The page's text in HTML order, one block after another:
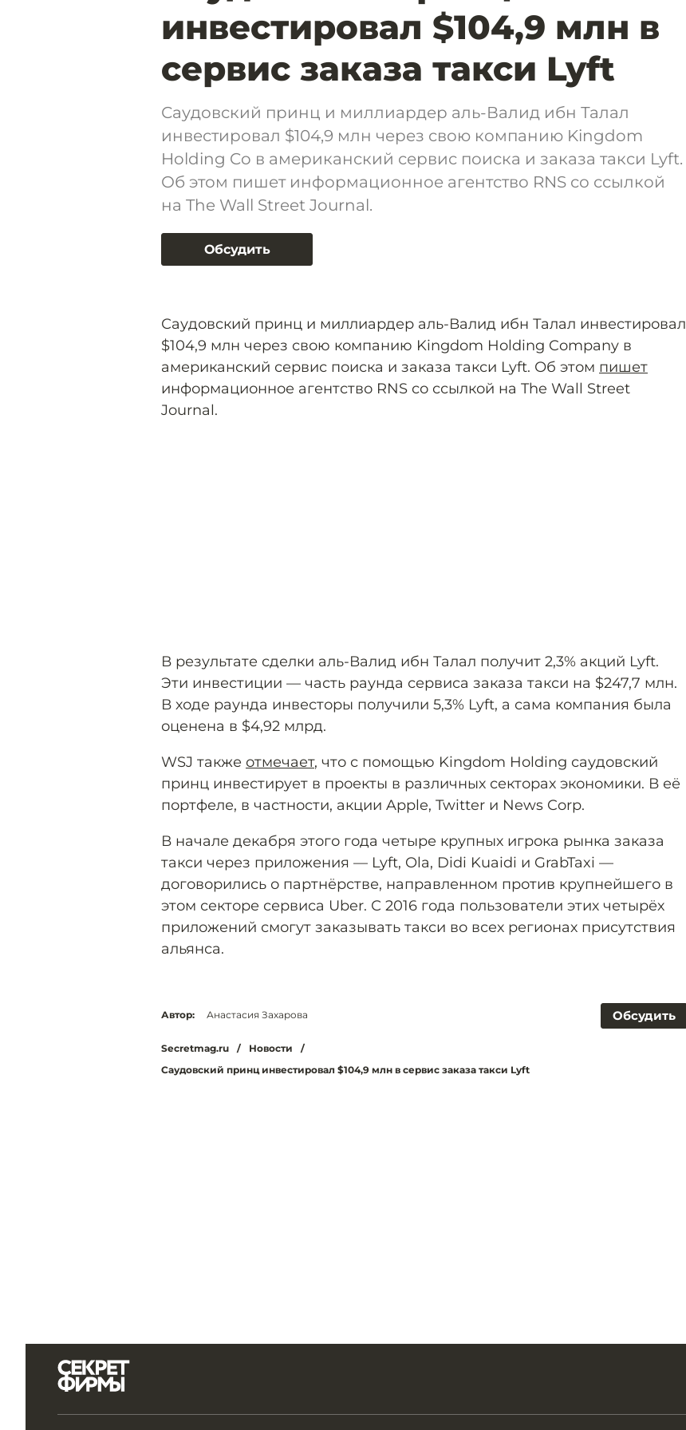
инвестировал $104,9 млн в
сервис заказа такси Lyft
Саудовский принц и миллиардер аль-Валид ибн Талал
инвестировал $104,9 млн через свою компанию Kingdom
Holding Co в американский сервис поиска и заказа такси Lyft.
Об этом пишет информационное агентство RNS со ссылкой
на The Wall Street Journal.
Обсудить
Саудовский принц и миллиардер аль-Валид ибн Талал инвестировал
$104,9 млн через свою компанию Kingdom Holding Company в
американский сервис поиска и заказа такси Lyft. Об этом пишет
информационное агентство RNS со ссылкой на The Wall Street
Journal.
В результате сделки аль-Валид ибн Талал получит 2,3% акций Lyft.
Эти инвестиции — часть раунда сервиса заказа такси на $247,7 млн.
В ходе раунда инвесторы получили 5,3% Lyft, а сама компания была
оценена в $4,92 млрд.
WSJ также отмечает, что с помощью Kingdom Holding саудовский
принц инвестирует в проекты в различных секторах экономики. В её
портфеле, в частности, акции Apple, Twitter и News Corp.
В начале декабря этого года четыре крупных игрока рынка заказа
такси через приложения — Lyft, Ola, Didi Kuaidi и GrabTaxi —
договорились о партнёрстве, направленном против крупнейшего в
этом секторе сервиса Uber. С 2016 года пользователи этих четырёх
приложений смогут заказывать такси во всех регионах присутствия
альянса.
Обсудить
Автор: Анастасия Захарова
Secretmag.ru / Новости
/
Саудовский принц инвестировал $104,9 млн в сервис заказа такси Lyft